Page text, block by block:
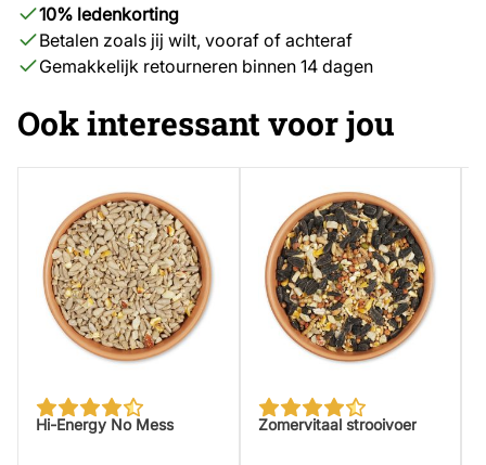
10% ledenkorting
Betalen zoals jij wilt, vooraf of achteraf
Gemakkelijk retourneren binnen 14 dagen
Ook interessant voor jou
Hi-Energy No Mess
The price depends on the options chosen on the
Zomervitaal strooivoer
The price depends on the